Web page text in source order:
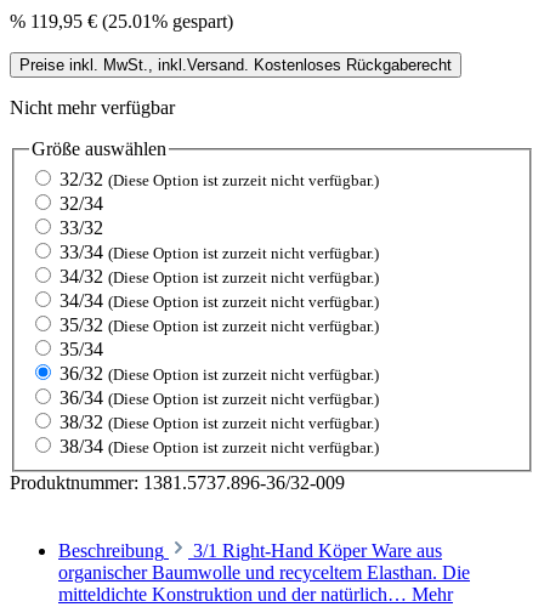
% 119,95 € (25.01% gespart)
Preise inkl. MwSt., inkl.Versand. Kostenloses Rückgaberecht
Nicht mehr verfügbar
Größe auswählen
32/32 (Diese Option ist zurzeit nicht verfügbar.)
32/34
33/32
33/34 (Diese Option ist zurzeit nicht verfügbar.)
34/32 (Diese Option ist zurzeit nicht verfügbar.)
34/34 (Diese Option ist zurzeit nicht verfügbar.)
35/32 (Diese Option ist zurzeit nicht verfügbar.)
35/34
36/32 (Diese Option ist zurzeit nicht verfügbar.)
36/34 (Diese Option ist zurzeit nicht verfügbar.)
38/32 (Diese Option ist zurzeit nicht verfügbar.)
38/34 (Diese Option ist zurzeit nicht verfügbar.)
Produktnummer: 1381.5737.896-36/32-009
Beschreibung
3/1 Right-Hand Köper Ware aus
organischer Baumwolle und recyceltem Elasthan. Die
mitteldichte Konstruktion und der natürlich… Mehr